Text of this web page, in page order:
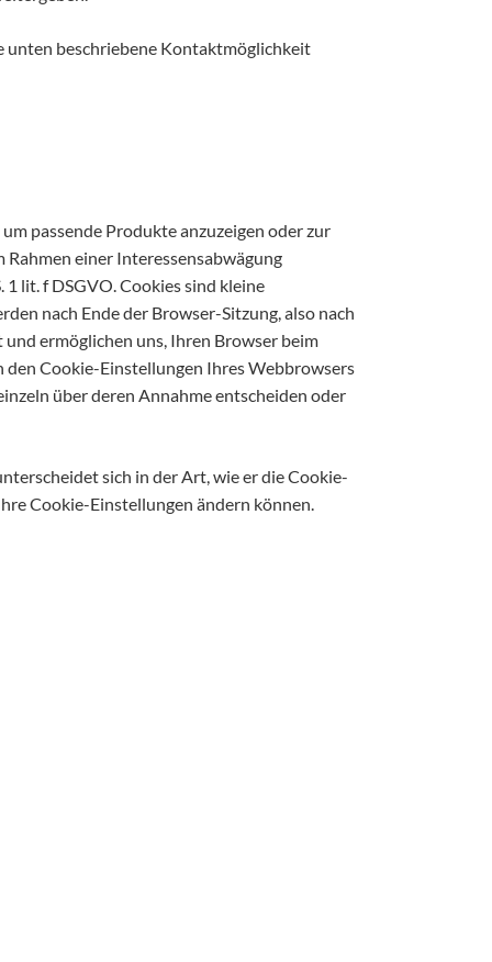
unten beschriebene Kontaktmöglichkeit
passende Produkte anzuzeigen oder zur
einer Interessensabwägung
lit. f DSGVO. Cookies sind kleine
nach Ende der Browser-Sitzung, also nach
ermöglichen uns, Ihren Browser beim
den Cookie-Einstellungen Ihres Webbrowsers
über deren Annahme entscheiden oder
sich in der Art, wie er die Cookie-
Cookie-Einstellungen ändern können.